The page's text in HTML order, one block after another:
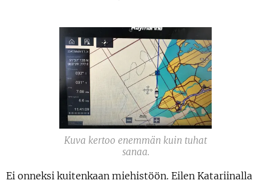
Kuva kertoo enemmän kuin tuhat
sanaa.
Ei onneksi kuitenkaan miehistöön. Eilen Katariinalla